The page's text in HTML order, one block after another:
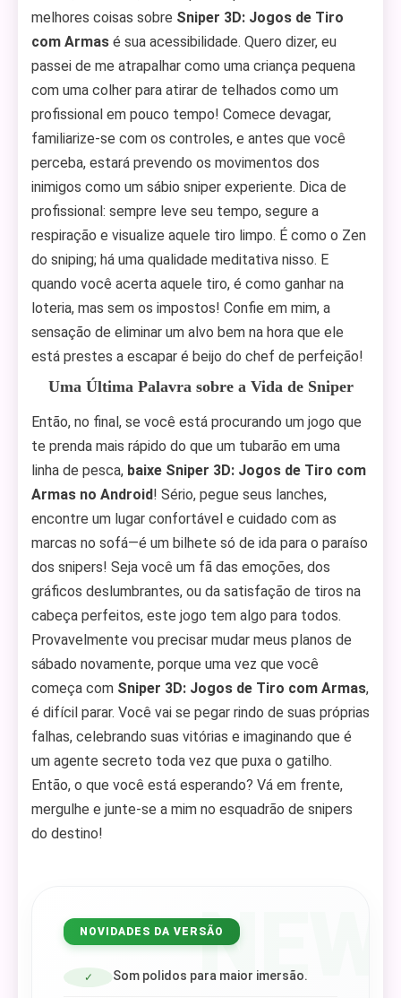
melhores coisas sobre Sniper 3D: Jogos de Tiro
com Armas é sua acessibilidade. Quero dizer, eu
passei de me atrapalhar como uma criança pequena
com uma colher para atirar de telhados como um
profissional em pouco tempo! Comece devagar,
familiarize-se com os controles, e antes que você
perceba, estará prevendo os movimentos dos
inimigos como um sábio sniper experiente. Dica de
profissional: sempre leve seu tempo, segure a
respiração e visualize aquele tiro limpo. É como o Zen
do sniping; há uma qualidade meditativa nisso. E
quando você acerta aquele tiro, é como ganhar na
loteria, mas sem os impostos! Confie em mim, a
sensação de eliminar um alvo bem na hora que ele
está prestes a escapar é beijo do chef de perfeição!
Uma Última Palavra sobre a Vida de Sniper
Então, no final, se você está procurando um jogo que
te prenda mais rápido do que um tubarão em uma
linha de pesca, baixe Sniper 3D: Jogos de Tiro com
Armas no Android! Sério, pegue seus lanches,
encontre um lugar confortável e cuidado com as
marcas no sofá—é um bilhete só de ida para o paraíso
dos snipers! Seja você um fã das emoções, dos
gráficos deslumbrantes, ou da satisfação de tiros na
cabeça perfeitos, este jogo tem algo para todos.
Provavelmente vou precisar mudar meus planos de
sábado novamente, porque uma vez que você
começa com Sniper 3D: Jogos de Tiro com Armas,
é difícil parar. Você vai se pegar rindo de suas próprias
falhas, celebrando suas vitórias e imaginando que é
um agente secreto toda vez que puxa o gatilho.
Então, o que você está esperando? Vá em frente,
mergulhe e junte-se a mim no esquadrão de snipers
do destino!
NEW
NOVIDADES DA VERSÃO
✓ Som polidos para maior imersão.